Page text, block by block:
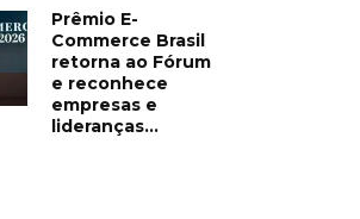
Prêmio E-
Commerce Brasil
retorna ao Fórum
e reconhece
empresas e
lideranças...